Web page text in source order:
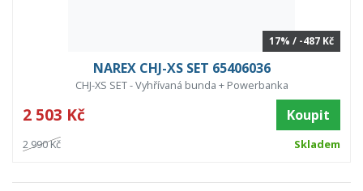
17% / -487 Kč
NAREX CHJ-XS SET 65406036
CHJ-XS SET - Vyhřívaná bunda + Powerbanka
2 503 Kč Koupit
2 990 Kč Skladem